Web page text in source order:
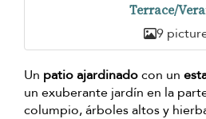
Terrace/
9
Un patio ajardinadocon un
un exuberante jardín en la
columpio, árboles altos y